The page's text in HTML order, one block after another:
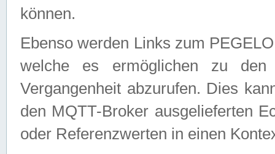
können.
Ebenso werden Links zum
welche es ermöglichen zu den
Vergangenheit abzurufen. Dies
den MQTT-Broker ausgelieferten
oder Referenzwerten in einen